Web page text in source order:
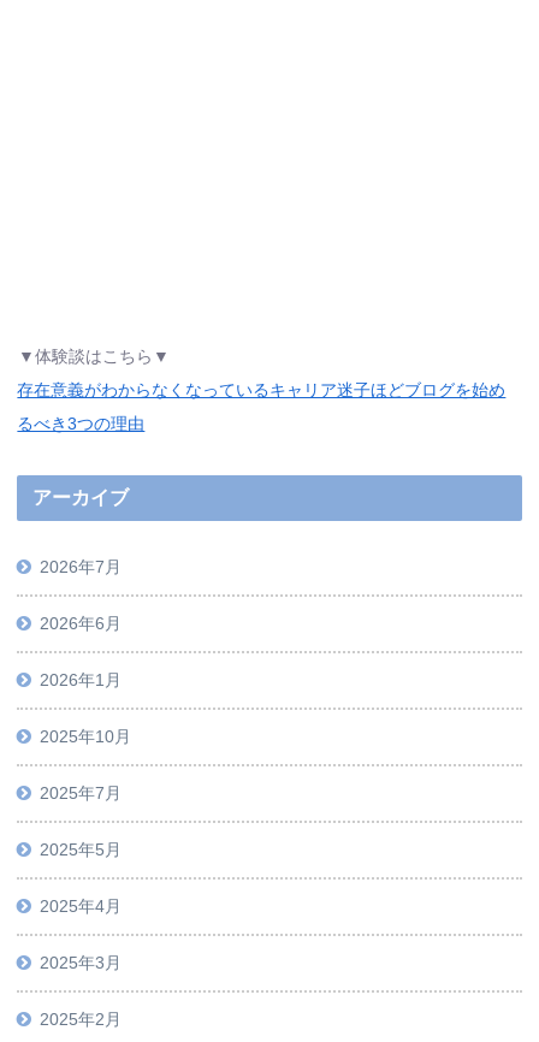
▼体験談はこちら▼
存在意義がわからなくなっているキャリア迷子ほどブログを始め
るべき3つの理由
アーカイブ
2026年7月
2026年6月
2026年1月
2025年10月
2025年7月
2025年5月
2025年4月
2025年3月
2025年2月